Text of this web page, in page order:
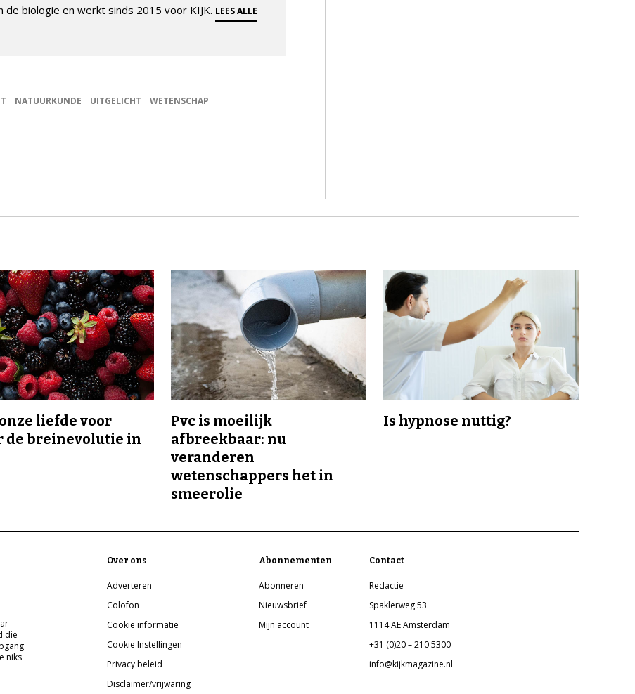
biologie en werkt sinds 2015 voor KIJK. LEES ALLE
NATUURKUNDE UITGELICHT WETENSCHAP
liefde voor
de breinevolutie in
Pvc is moeilijk
afbreekbaar: nu
veranderen
wetenschappers het in
smeerolie
Is hypnose nuttig?
die
niks
Over ons
Adverteren
Colofon
Cookie informatie
Cookie Instellingen
Privacy beleid
Disclaimer/vrijwaring
Abonnementen
Abonneren
Nieuwsbrief
Mijn account
Contact
Redactie
Spaklerweg 53
1114 AE Amsterdam
+31 (0)20 – 210 5300
info@kijkmagazine.nl